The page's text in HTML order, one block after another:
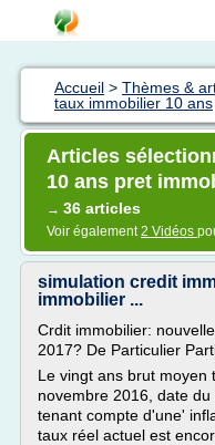
Accueil > Thèmes &
taux immobilier 10 ans
Articles
10 ans pret
→ 36 articles
Voir également2 Vidéos
simulation credit
immobilier ...
Crdit immobilier:
2017? De Particulier
Le vingt ans brut moyen
novembre 2016, date
tenant compte d'une'
taux réel actuel est